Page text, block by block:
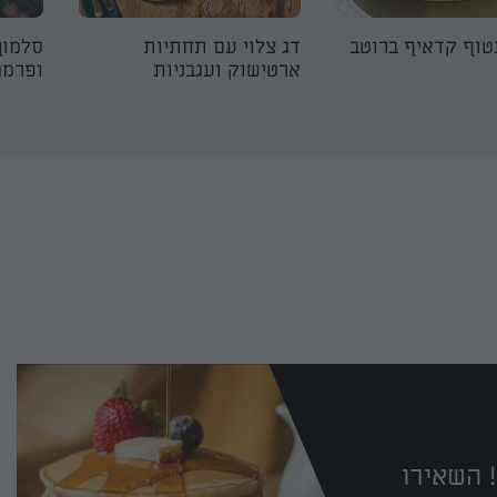
קדאיף ברוטב
דג צלוי עם תחתיות
ארטישוק ועגבניות
השאירו